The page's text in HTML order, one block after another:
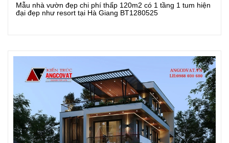
Xem Chi Tiết
Mẫu nhà vườn đẹp chi phí thấp 120m2 có 1 tầng 1 tum hiện
đại đẹp như resort tại Hà Giang BT1280525